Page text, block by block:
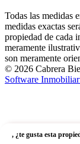
, ¿te gusta esta
Todas las medidas
medidas exactas
propiedad de cada
meramente
son meramente
© 2026 Cabrera
Software